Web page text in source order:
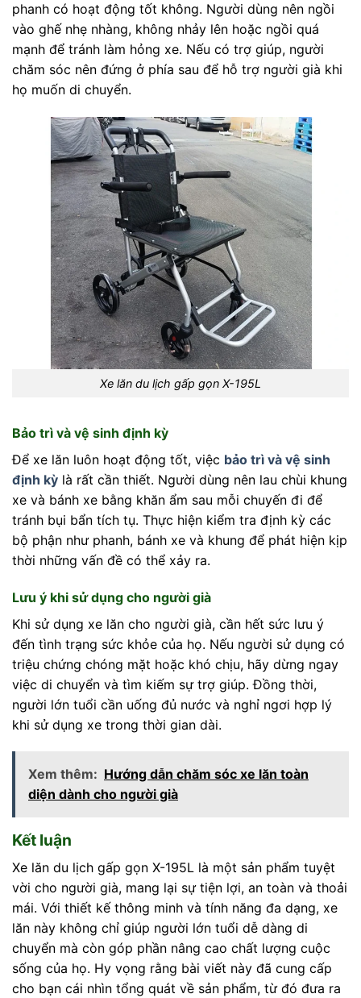
phanh có hoạt động tốt không. Người dùng nên ngồi
vào ghế nhẹ nhàng, không nhảy lên hoặc ngồi quá
mạnh để tránh làm hỏng xe. Nếu có trợ giúp, người
chăm sóc nên đứng ở phía sau để hỗ trợ người già khi
họ muốn di chuyển.
Xe lăn du lịch gấp gọn X-195L
Bảo trì và vệ sinh định kỳ
Để xe lăn luôn hoạt động tốt, việc bảo trì và vệ sinh
định kỳ là rất cần thiết. Người dùng nên lau chùi khung
xe và bánh xe bằng khăn ẩm sau mỗi chuyến đi để
tránh bụi bẩn tích tụ. Thực hiện kiểm tra định kỳ các
bộ phận như phanh, bánh xe và khung để phát hiện kịp
thời những vấn đề có thể xảy ra.
Lưu ý khi sử dụng cho người già
Khi sử dụng xe lăn cho người già, cần hết sức lưu ý
đến tình trạng sức khỏe của họ. Nếu người sử dụng có
triệu chứng chóng mặt hoặc khó chịu, hãy dừng ngay
việc di chuyển và tìm kiếm sự trợ giúp. Đồng thời,
người lớn tuổi cần uống đủ nước và nghỉ ngơi hợp lý
khi sử dụng xe trong thời gian dài.
Xem thêm: Hướng dẫn chăm sóc xe lăn toàn
diện dành cho người già
Kết luận
Xe lăn du lịch gấp gọn X-195L là một sản phẩm tuyệt
vời cho người già, mang lại sự tiện lợi, an toàn và thoải
mái. Với thiết kế thông minh và tính năng đa dạng, xe
lăn này không chỉ giúp người lớn tuổi dễ dàng di
chuyển mà còn góp phần nâng cao chất lượng cuộc
sống của họ. Hy vọng rằng bài viết này đã cung cấp
cho bạn cái nhìn tổng quát về sản phẩm, từ đó đưa ra